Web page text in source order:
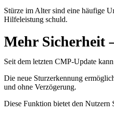
Stürze im Alter sind eine häufige
Hilfeleistung schuld.
Mehr Sicherheit
Seit dem letzten CMP-Update
Die neue Sturzerkennung
und ohne Verzögerung.
Diese Funktion bietet den Nutzern